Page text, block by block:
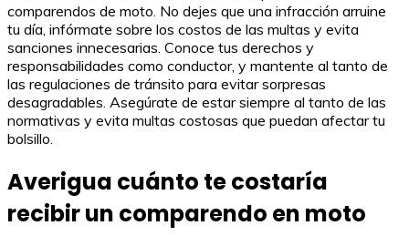
comparendos de moto. No dejes que una infracción arruine
tu día, infórmate sobre los costos de las multas y evita
sanciones innecesarias. Conoce tus derechos y
responsabilidades como conductor, y mantente al tanto de
las regulaciones de tránsito para evitar sorpresas
desagradables. Asegúrate de estar siempre al tanto de las
normativas y evita multas costosas que puedan afectar tu
bolsillo.
Averigua cuánto te costaría
recibir un comparendo en moto